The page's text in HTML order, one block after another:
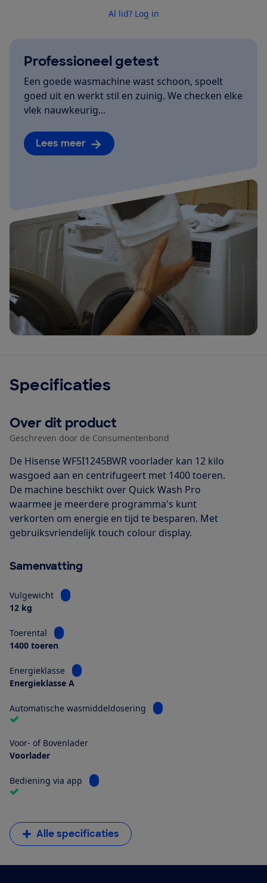
Al lid? Log in
Professioneel getest
Een goede wasmachine wast schoon, spoelt
goed uit en werkt stil en zuinig. We checken elke
vlek nauwkeurig...
Lees meer
Specificaties
Over dit product
Geschreven door de Consumentenbond
De Hisense WF5I1245BWR voorlader kan 12 kilo
wasgoed aan en centrifugeert met 1400 toeren.
De machine beschikt over Quick Wash Pro
waarmee je meerdere programma's kunt
verkorten om energie en tijd te besparen. Met
gebruiksvriendelijk touch colour display.
Samenvatting
Vulgewicht
Bekijk informatie voor Vulgewicht
12 kg
Toerental
Bekijk informatie voor Toerental
1400 toeren
Energieklasse
Bekijk informatie voor Energieklasse
Energieklasse A
Automatische wasmiddeldosering Bekijk informatie voor
Voor- of Bovenlader
Voorlader
Bediening via app Bekijk informatie voor Bediening via app
Alle specificaties